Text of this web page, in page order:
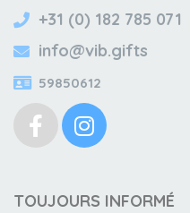
+31 (0) 182 785 071
info@vib.gifts
59850612
TOUJOURS INFORMÉ